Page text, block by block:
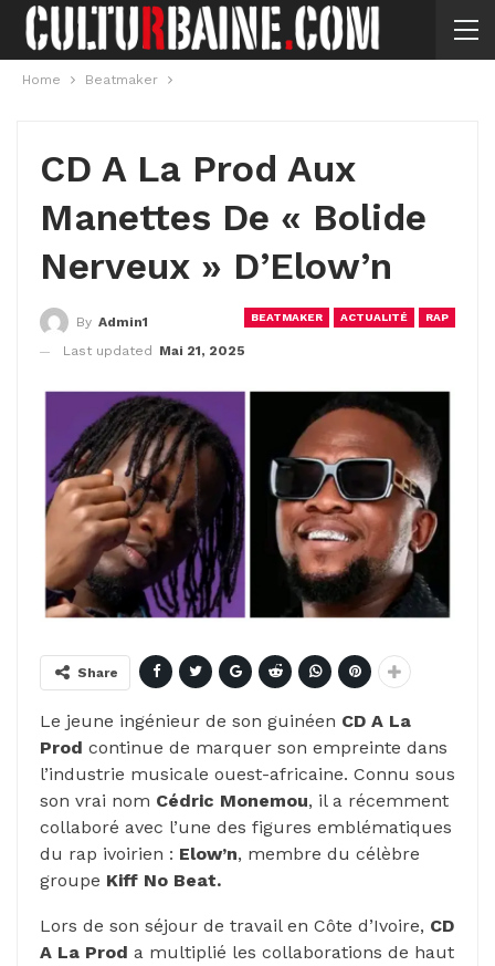
Home Beatmaker
CD A La Prod Aux
Manettes De « Bolide
Nerveux » D’Elow’n
BEATMAKER ACTUALITÉ RAP
By Admin1
Last updated
Mai 21, 2025
Share
Le jeune ingénieur de son guinéen CD A La
Prod continue de marquer son empreinte dans
l’industrie musicale ouest-africaine. Connu sous
son vrai nom Cédric Monemou, il a récemment
collaboré avec l’une des figures emblématiques
du rap ivoirien : Elow’n, membre du célèbre
groupe Kiff No Beat.
Lors de son séjour de travail en Côte d’Ivoire, CD
A La Prod a multiplié les collaborations de haut